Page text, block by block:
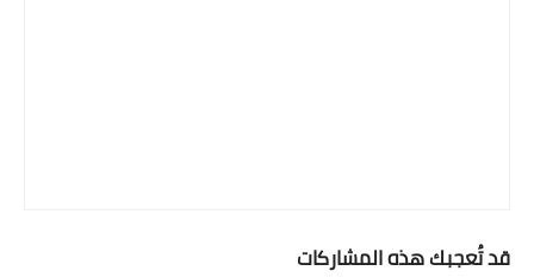
قد تُعجبك هذه المشاركات